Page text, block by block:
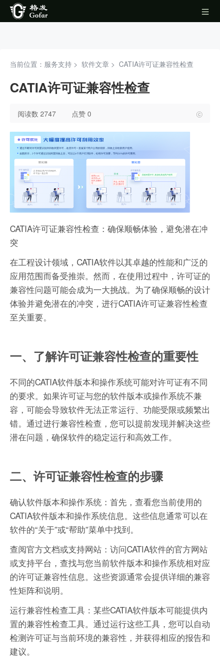
当前位置：服务支持 > 软件文章 > CATIA许可证兼容性检查
CATIA许可证兼容性检查
阅读数 2747 点赞 0
CATIA许可证兼容性检查：确保顺畅体验，避免潜在冲
突
在工程设计领域，CATIA软件以其卓越的性能和广泛的
应用范围而备受推崇。然而，在使用过程中，许可证的
兼容性问题可能会成为一大挑战。为了确保顺畅的设计
体验并避免潜在的冲突，进行CATIA许可证兼容性检查
至关重要。
一、了解许可证兼容性检查的重要性
不同的CATIA软件版本和操作系统可能对许可证有不同
的要求。如果许可证与您的软件版本或操作系统不兼
容，可能会导致软件无法正常运行、功能受限或频繁出
错。通过进行兼容性检查，您可以提前发现并解决这些
潜在问题，确保软件的稳定运行和高效工作。
二、许可证兼容性检查的步骤
确认软件版本和操作系统：首先，查看您当前使用的
CATIA软件版本和操作系统信息。这些信息通常可以在
软件的“关于”或“帮助”菜单中找到。
查阅官方文档或支持网站：访问CATIA软件的官方网站
或支持平台，查找与您当前软件版本和操作系统相对应
的许可证兼容性信息。这些资源通常会提供详细的兼容
性矩阵和说明。
运行兼容性检查工具：某些CATIA软件版本可能提供内
置的兼容性检查工具。通过运行这些工具，您可以自动
检测许可证与当前环境的兼容性，并获得相应的报告和
建议。